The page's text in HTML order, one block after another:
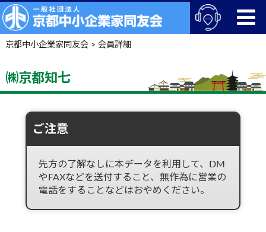
京都中小企業家同友会> 会員詳細
㈱京都知七
ご注意
先方の了解なしに本データを利用して、DM
やFAXなどを送付すること、無作為に営業の
電話をすることなどはおやめください。